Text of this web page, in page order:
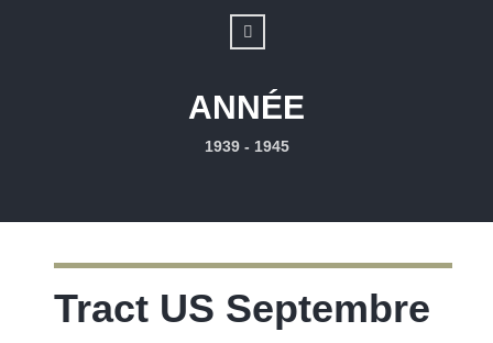
ANNÉE
1939 - 1945
Tract US Septembre